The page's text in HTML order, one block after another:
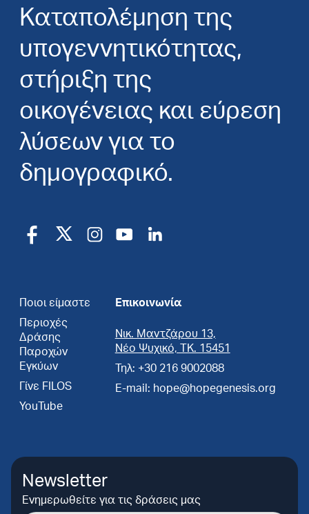
Καταπολέμηση της
υπογεννητικότητας,
στήριξη της
οικογένειας και εύρεση
λύσεων για το
δημογραφικό.
Ποιοι είμαστε
Περιοχές
Δράσης
Παροχών
Εγκύων
Γίνε FILOS
YouTube
Επικοινωνία
Νικ. Μαντζάρου 13,
Νέο Ψυχικό, ΤΚ. 15451
Τηλ: +30 216 9002088
E-mail: hope@hopegenesis.org
Newsletter
Ενημερωθείτε για τις δράσεις μας